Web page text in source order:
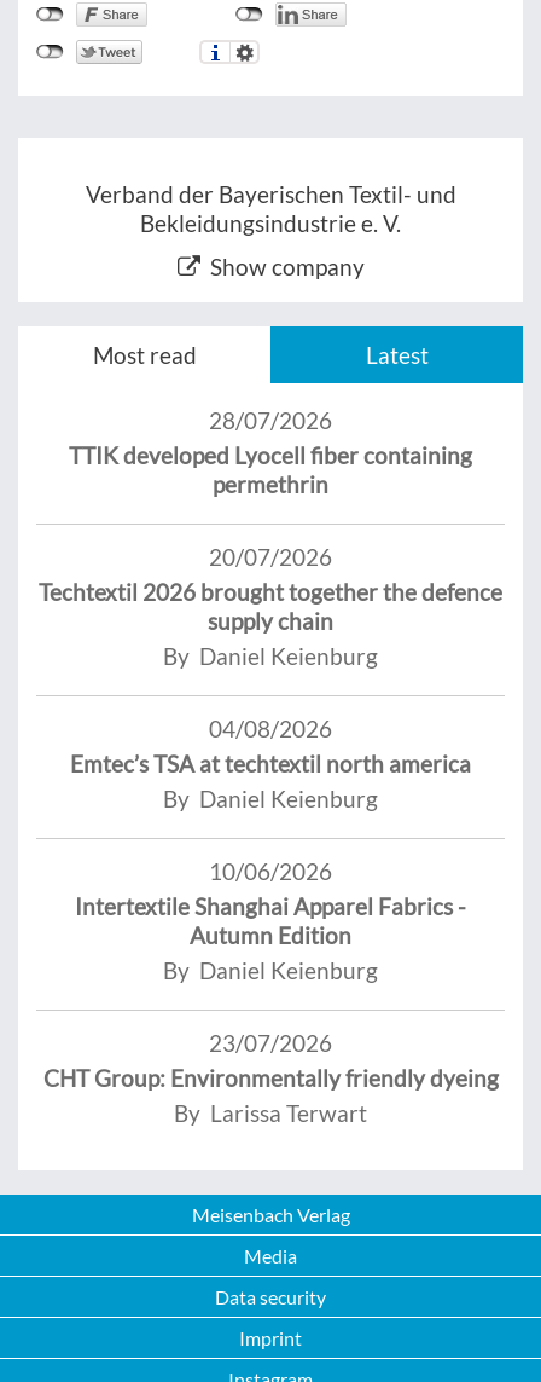
Verband der Bayerischen Textil- und
Bekleidungsindustrie e. V.
Show company
Most read Latest
28/07/2026
TTIK developed Lyocell fiber containing
permethrin
20/07/2026
Techtextil 2026 brought together the defence
supply chain
By Daniel Keienburg
04/08/2026
Emtec’s TSA at techtextil north america
By Daniel Keienburg
10/06/2026
Intertextile Shanghai Apparel Fabrics -
Autumn Edition
By Daniel Keienburg
23/07/2026
CHT Group: Environmentally friendly dyeing
By Larissa Terwart
Meisenbach Verlag
Media
Data security
Imprint